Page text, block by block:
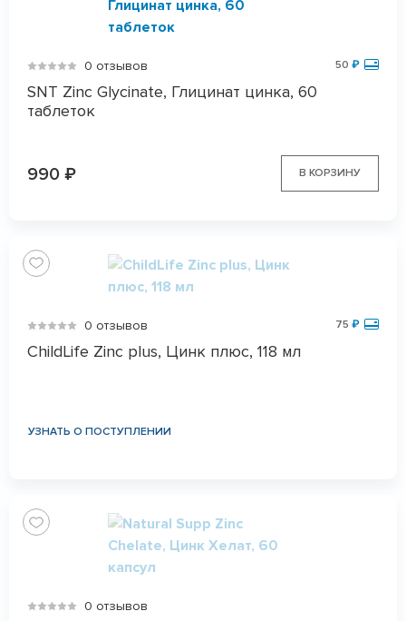
0 отзывов 50 ₽
SNT Zinc Glycinate, Глицинат цинка, 60
таблеток
990 ₽ В КОРЗИНУ
0 отзывов 75 ₽
ChildLife Zinc plus, Цинк плюс, 118 мл
УЗНАТЬ О ПОСТУПЛЕНИИ
0 отзывов